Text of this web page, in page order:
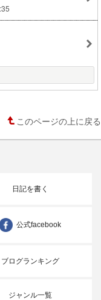
このページの上に戻る
日記を書く
公式facebook
ブログランキング
ジャンル一覧